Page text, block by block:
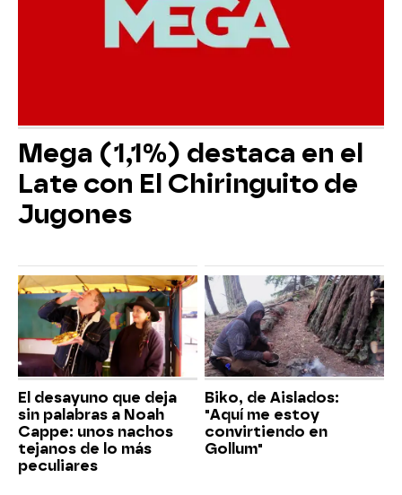
Mega (1,1%) destaca en el
Late con El Chiringuito de
Jugones
El desayuno que deja
sin palabras a Noah
Cappe: unos nachos
tejanos de lo más
peculiares
Biko, de Aislados:
"Aquí me estoy
convirtiendo en
Gollum"